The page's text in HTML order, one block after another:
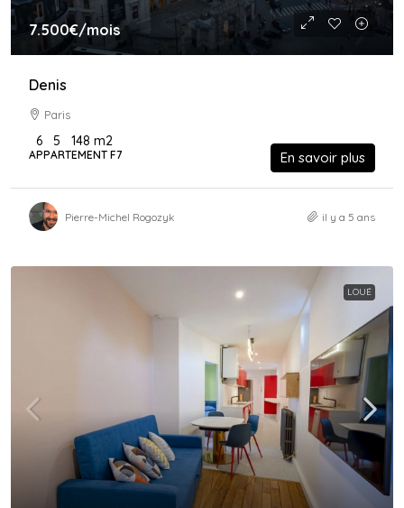
7.500€/mois
Denis
Paris
6 5 148 m2
APPARTEMENT F7 En savoir plus
Pierre-Michel Rogozyk il y a 5 ans
LOUÉ